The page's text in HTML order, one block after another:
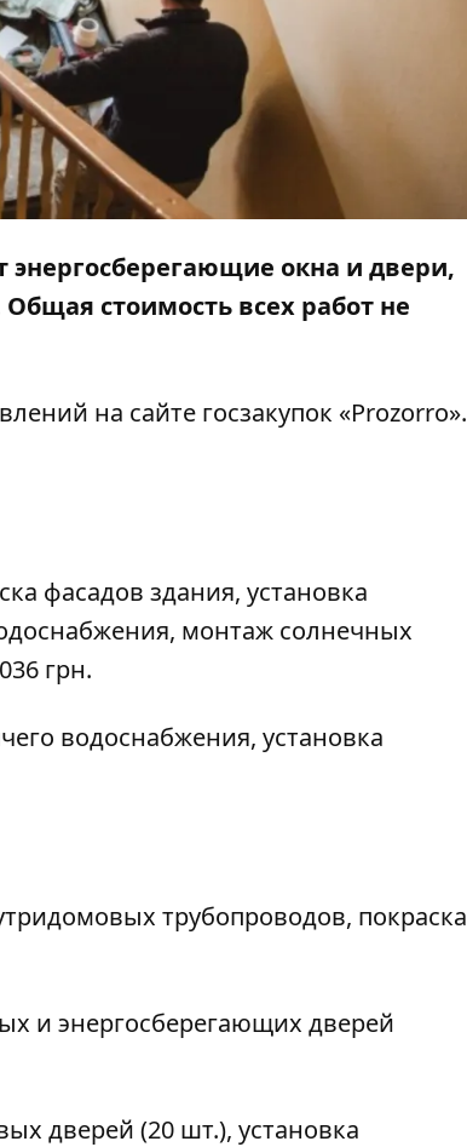
окна и двери,
стоимость всех работ не
на сайте госзакупок «Prozorro».
фасадов здания, установка
монтаж солнечных
грн.
водоснабжения, установка
трубопроводов, покраска
и энергосберегающих дверей
дверей (20 шт.), установка